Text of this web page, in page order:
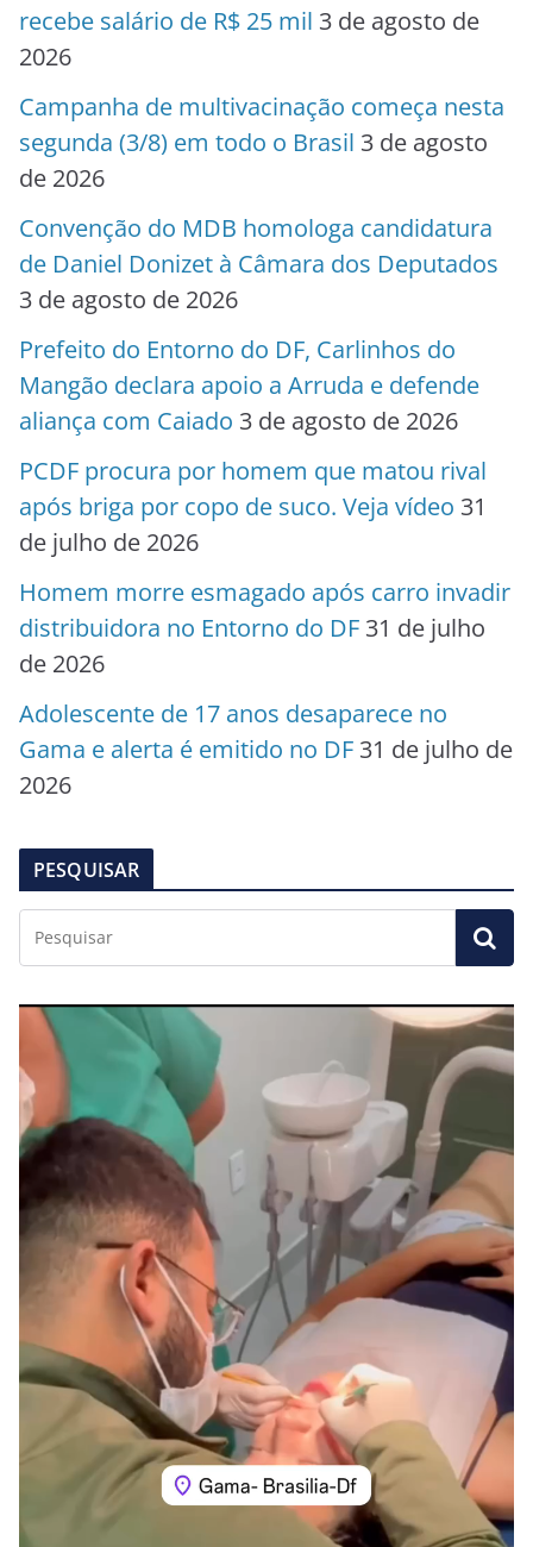
recebe salário de R$ 25 mil 3 de agosto de
2026
Campanha de multivacinação começa nesta
segunda (3/8) em todo o Brasil 3 de agosto
de 2026
Convenção do MDB homologa candidatura
de Daniel Donizet à Câmara dos Deputados
3 de agosto de 2026
Prefeito do Entorno do DF, Carlinhos do
Mangão declara apoio a Arruda e defende
aliança com Caiado 3 de agosto de 2026
PCDF procura por homem que matou rival
após briga por copo de suco. Veja vídeo 31
de julho de 2026
Homem morre esmagado após carro invadir
distribuidora no Entorno do DF 31 de julho
de 2026
Adolescente de 17 anos desaparece no
Gama e alerta é emitido no DF 31 de julho de
2026
PESQUISAR